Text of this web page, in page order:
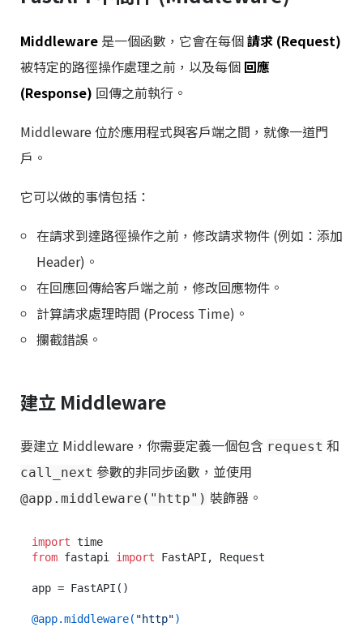
Middleware 是一個函數，它會在每個請求 (Request)
被特定的路徑操作處理之前，以及每個 回應
(Response) 回傳之前執行。
Middleware 位於應用程式與客戶端之間，就像一道門
戶。
它可以做的事情包括：
在請求到達路徑操作之前，修改請求物件 (例如：添加
Header)。
在回應回傳給客戶端之前，修改回應物件。
計算請求處理時間 (Process Time)。
攔截錯誤。
建立 Middleware
要建立 Middleware，你需要定義一個包含 request 和
call_next 參數的非同步函數，並使用
@app.middleware("http") 裝飾器。
import
from fastapi import FastAPI, Request
app = FastAPI()
@app.middleware( "http")